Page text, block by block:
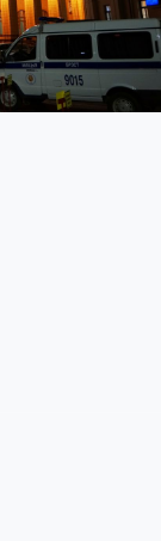
карусели
карусели